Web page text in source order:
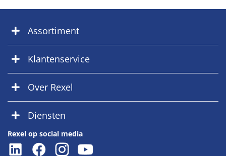
Assortiment
Klantenservice
Over Rexel
Diensten
Rexel op social media